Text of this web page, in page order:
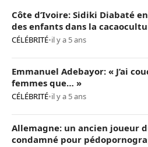
Côte d’Ivoire: Sidiki Diabaté
des enfants dans la
CÉLÉBRITÉ•il y a 5 ans
Emmanuel Adebayor: « J’ai
femmes que… »
CÉLÉBRITÉ•il y a 5 ans
Allemagne: un ancien joueur
condamné pour